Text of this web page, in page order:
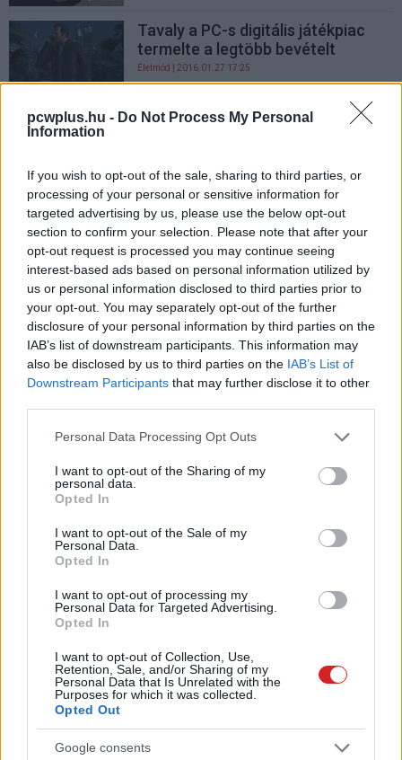
pcwplus.hu - Do Not Process My Personal
Information
If you wish to opt-out of the sale, sharing to third parties, or
processing of your personal or sensitive information for
targeted advertising by us, please use the below opt-out
section to confirm your selection. Please note that after your
opt-out request is processed you may continue seeing
interest-based ads based on personal information utilized by
us or personal information disclosed to third parties prior to
your opt-out. You may separately opt-out of the further
disclosure of your personal information by third parties on the
IAB’s list of downstream participants. This information may
also be disclosed by us to third parties on the IAB’s List of
Downstream Participants that may further disclose it to other
Please note that this website/app uses one or more Google
not limited to your visit or usage behaviour. You may click to
grant or deny consent to Google and its third-party tags to
use your data for below specified purposes in below Google
consent section.
Personal Data Processing Opt Outs
I want to opt-out of the Sharing of my
personal data.
Opted In
I want to opt-out of the Sale of my
Personal Data.
Opted In
I want to opt-out of processing my
Personal Data for Targeted Advertising.
Opted In
I want to opt-out of Collection, Use,
Retention, Sale, and/or Sharing of my
Personal Data that Is Unrelated with the
Purposes for which it was collected.
Opted Out
Google consents
Tavaly a PC-s digitális játékpiac
termelte a legtöbb bevételt
Életmód | 2016.01.27 17:25
Jöhet a view-to-play üzleti modell
a mobiljátékokban
A mobiljátékok TOP 5 legnagyobb
bűne
| 2015.05.04 17:00